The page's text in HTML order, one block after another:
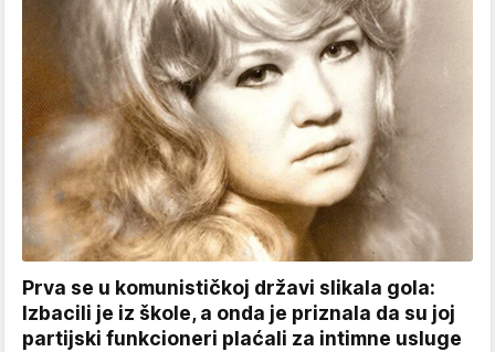
Prva se u komunističkoj državi slikala gola:
Izbacili je iz škole, a onda je priznala da su joj
partijski funkcioneri plaćali za intimne usluge